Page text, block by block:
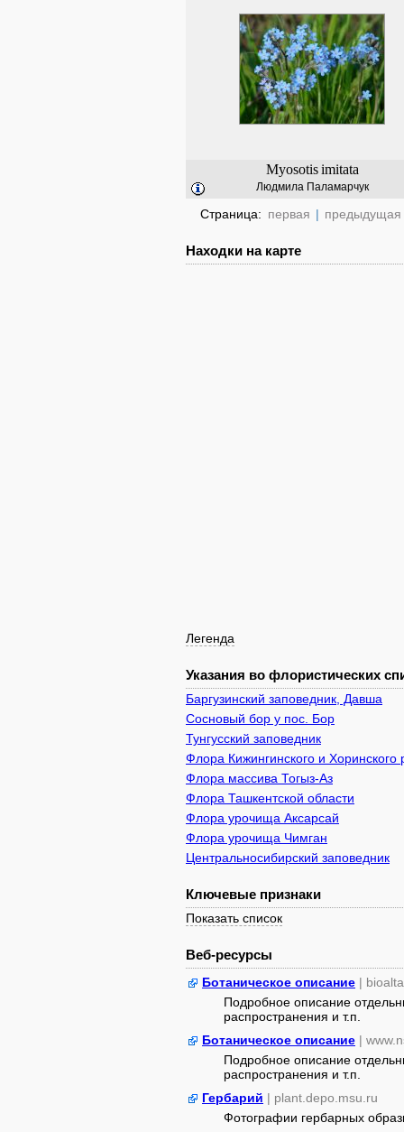
Myosotis imitata
Людмила Паламарчук
Страница: первая | предыдущая
Находки на карте
Легенда
Указания во флористических
Баргузинский заповедник, Давша
Сосновый бор у пос. Бор
Тунгусский заповедник
Флора Кижингинского и Хоринского
Флора массива Тогыз-Аз
Флора Ташкентской области
Флора урочища Аксарсай
Флора урочища Чимган
Центральносибирский заповедник
Ключевые признаки
Показать список
Веб-ресурсы
Ботаническое описание |
Подробное описание
распространения и т.п.
Ботаническое описание |
Подробное описание
распространения и т.п.
Гербарий | plant.depo.msu.ru
Фотографии гербарных